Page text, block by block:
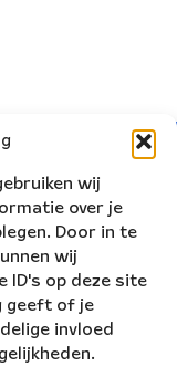
wij
over je
Door in te
wij
ID's op deze site
geeft of je
invloed